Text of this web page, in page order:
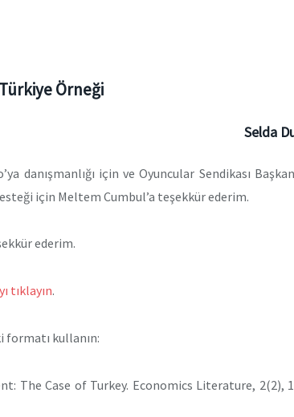
Örneği
Selda
danışmanlığı için ve Oyuncular Sendikası
için Meltem Cumbul’a teşekkür ederim.
ederim.
tıklayın.
formatı kullanın:
The Case of Turkey. Economics Literature, 2(2),